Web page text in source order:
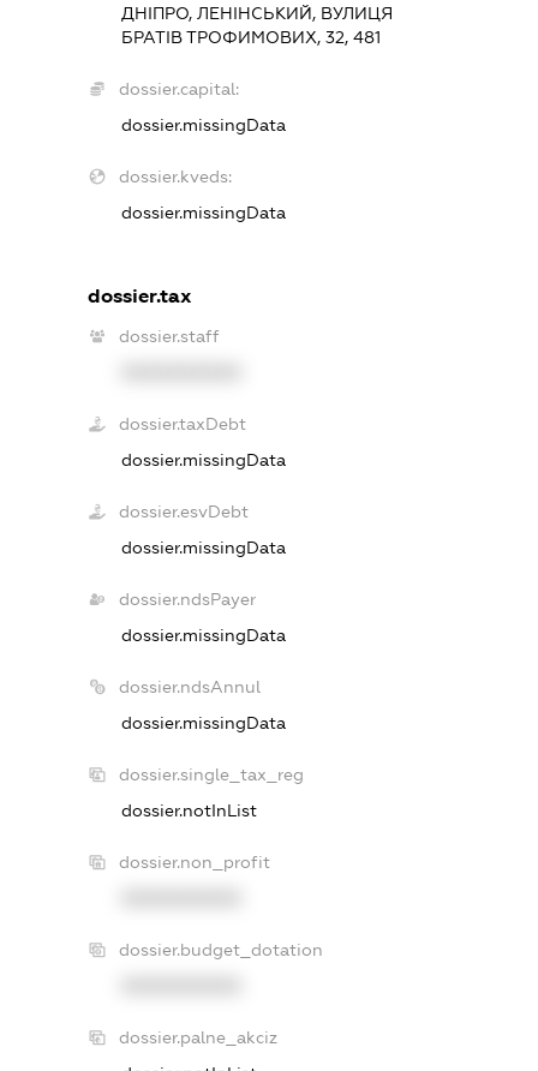
ДНІПРО, ЛЕНІНСЬКИЙ, ВУЛИЦЯ
БРАТІВ ТРОФИМОВИХ, 32, 481
dossier.capital:
dossier.missingData
dossier.kveds:
dossier.missingData
dossier.tax
dossier.staff
dossier.taxDebt
dossier.missingData
dossier.esvDebt
dossier.missingData
dossier.ndsPayer
dossier.missingData
dossier.ndsAnnul
dossier.missingData
dossier.single_tax_reg
dossier.notInList
dossier.non_profit
dossier.budget_dotation
dossier.palne_akciz